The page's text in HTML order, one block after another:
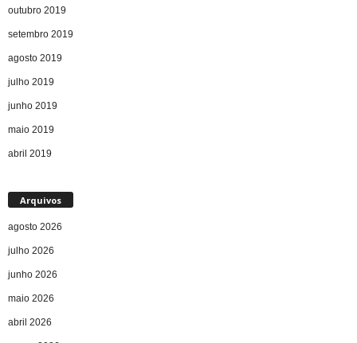
outubro 2019
setembro 2019
agosto 2019
julho 2019
junho 2019
maio 2019
abril 2019
Arquivos
agosto 2026
julho 2026
junho 2026
maio 2026
abril 2026